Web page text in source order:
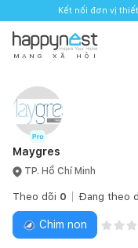
Kết nối đơn vị
Kết nối đơn vị
M Ạ N G X Ã H Ộ I
Maygres
TP. Hồ Chí Minh
Theo dõi 0 Đang theo
Chim non